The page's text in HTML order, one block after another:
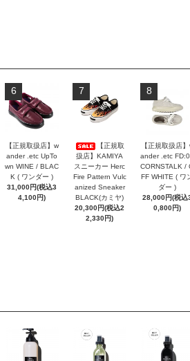
6
【正規取扱店】w
ander .etc UpTo
wn WINE / BLAC
K ( ワンダー )
31,000円(税込3
4,100円)
7
【正規取
扱店】KAMIYA
スニーカー Herc
Fire Pattern Vulc
anized Sneaker
BLACK(カミヤ)
20,300円(税込2
2,330円)
8
【正規取扱店
ander .etc
CORNSTALK /
FF WHITE ( ワ
ダー )
28,000円(税込
0,800円)